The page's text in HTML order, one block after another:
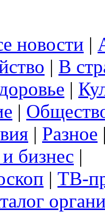
новости |
| В
|
|
| Разное
бизнес |
| ТВ-